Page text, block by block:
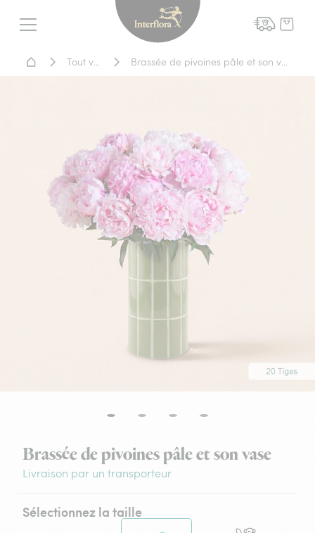
Menu
Interflora - livraison
Accueil - Livraison fleurs
Tout voir
Brassée de pivoines pâle et son vase
Livraison par un transporteur
Sélectionnez la taille